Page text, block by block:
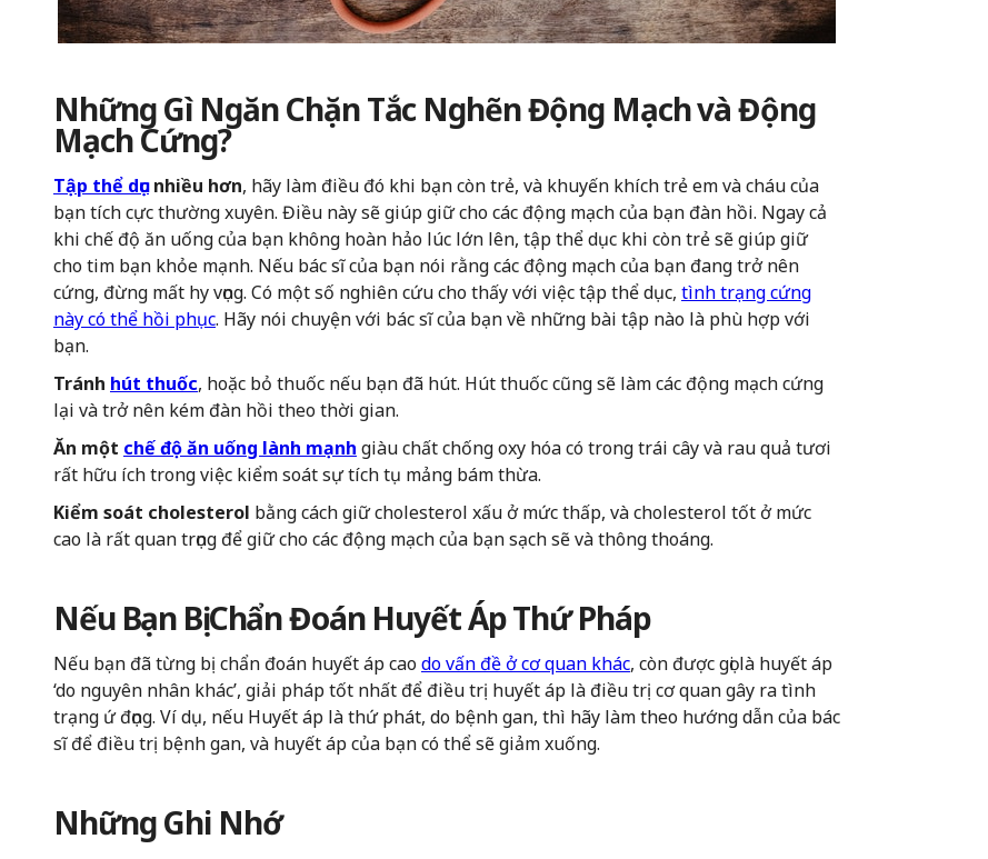
Những Gì Ngăn Chặn Tắc Nghẽn Động Mạch và Động
Mạch Cứng?
Tập thể dụcnhiều hơn, hãy làm điều đó khi bạn còn trẻ, và khuyến khích trẻ em và cháu của
bạn tích cực thường xuyên. Điều này sẽ giúp giữ cho các động mạch của bạn đàn hồi. Ngay cả
khi chế độ ăn uống của bạn không hoàn hảo lúc lớn lên, tập thể dục khi còn trẻ sẽ giúp giữ
cho tim bạn khỏe mạnh. Nếu bác sĩ của bạn nói rằng các động mạch của bạn đang trở nên
cứng, đừng mất hy vọng. Có một số nghiên cứu cho thấy với việc tập thể dục, tình trạng cứng
này có thể hồi phục. Hãy nói chuyện với bác sĩ của bạn về những bài tập nào là phù hợp với
bạn.
Tránh hút thuốc, hoặc bỏ thuốc nếu bạn đã hút. Hút thuốc cũng sẽ làm các động mạch cứng
lại và trở nên kém đàn hồi theo thời gian.
Ăn một chế độ ăn uống lành mạnh giàu chất chống oxy hóa có trong trái cây và rau quả tươi
rất hữu ích trong việc kiểm soát sự tích tụ mảng bám thừa.
Kiểm soát cholesterol bằng cách giữ cholesterol xấu ở mức thấp, và cholesterol tốt ở mức
cao là rất quan trọng để giữ cho các động mạch của bạn sạch sẽ và thông thoáng.
Nếu Bạn Bị Chẩn Đoán Huyết Áp Thứ Pháp
Nếu bạn đã từng bị chẩn đoán huyết áp caodo vấn đề ở cơ quan khác, còn được gọi là huyết áp
‘do nguyên nhân khác’, giải pháp tốt nhất để điều trị huyết áp là điều trị cơ quan gây ra tình
trạng ứ đọng. Ví dụ, nếu Huyết áp là thứ phát, do bệnh gan, thì hãy làm theo hướng dẫn của bác
sĩ để điều trị bệnh gan, và huyết áp của bạn có thể sẽ giảm xuống.
Những Ghi Nhớ